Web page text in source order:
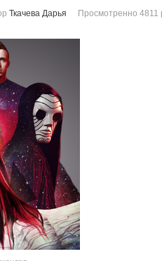
Ткачева Дарья Просмотренно 4811